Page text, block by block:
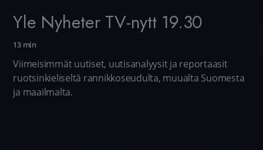
Yle Nyheter TV-nytt 19.30
13 min
Viimeisimmät uutiset, uutisanalyysit ja reportaasit
ruotsinkieliseltä rannikkoseudulta, muualta Suomesta
ja maailmalta.